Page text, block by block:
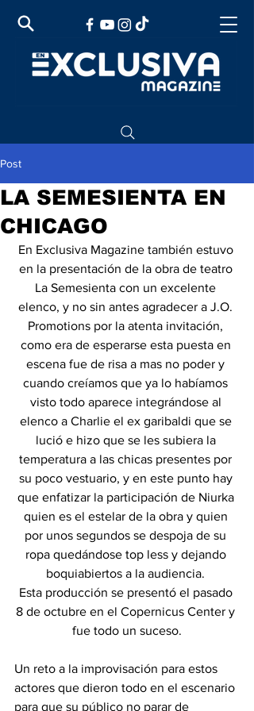
Post
LA SEMESIENTA EN
CHICAGO
En Exclusiva Magazine también estuvo
en la presentación de la obra de teatro
La Semesienta con un excelente
elenco, y no sin antes agradecer a J.O.
Promotions por la atenta invitación,
como era de esperarse esta puesta en
escena fue de risa a mas no poder y
cuando creíamos que ya lo habíamos
visto todo aparece integrándose al
elenco a Charlie el ex garibaldi que se
lució e hizo que se les subiera la
temperatura a las chicas presentes por
su poco vestuario, y en este punto hay
que enfatizar la participación de Niurka
quien es el estelar de la obra y quien
por unos segundos se despoja de su
ropa quedándose top less y dejando
boquiabiertos a la audiencia.
Esta producción se presentó el pasado
8 de octubre en el Copernicus Center y
fue todo un suceso.
Un reto a la improvisación para estos
actores que dieron todo en el escenario
para que su público no parar de